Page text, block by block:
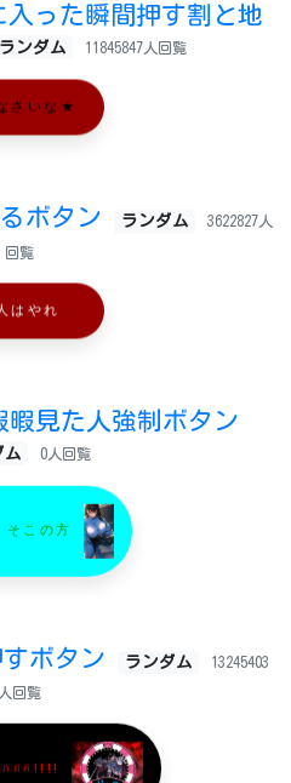
った瞬間押す割と地
ランダム 11845847人回覧
さいな★
ボタン ランダム 3622827人
回覧
はやれ
暇見た人強制ボタン
ム 0人回覧
そこの方
ボタン ランダム 13245403
人回覧
ﾊﾊ!!!!